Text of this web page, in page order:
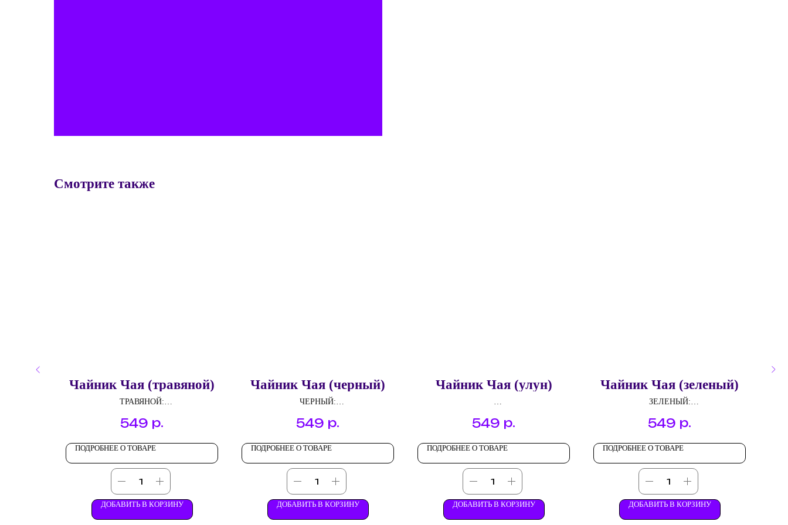
Смотрите также
Чайник Чая (травяной)
ТРАВЯНОЙ:
549 р.
ПОДРОБНЕЕ О ТОВАРЕ
ДОБАВИТЬ В КОРЗИНУ
Чайник Чая (черный)
ЧЕРНЫЙ:
Эрл Грей
Чабрец
Пуэр
549 р.
ПОДРОБНЕЕ О ТОВАРЕ
ДОБАВИТЬ В КОРЗИНУ
Чайник Чая (улун)
Молочный Улун
549 р.
ПОДРОБНЕЕ О ТОВАРЕ
ДОБАВИТЬ В КОРЗИНУ
Чайник Чая (зеленый)
ЗЕЛЕНЫЙ:
Жасмин
549 р.
ПОДРОБНЕЕ О ТОВАРЕ
ДОБАВИТЬ В КОРЗИНУ